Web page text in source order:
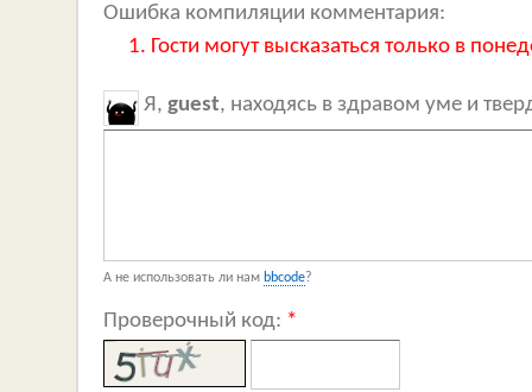
Ошибка компиляции комментария:
Гости могут высказаться только в
Я, guest, находясь в здравом уме и
А не использовать ли нам bbcode?
Проверочный код: *